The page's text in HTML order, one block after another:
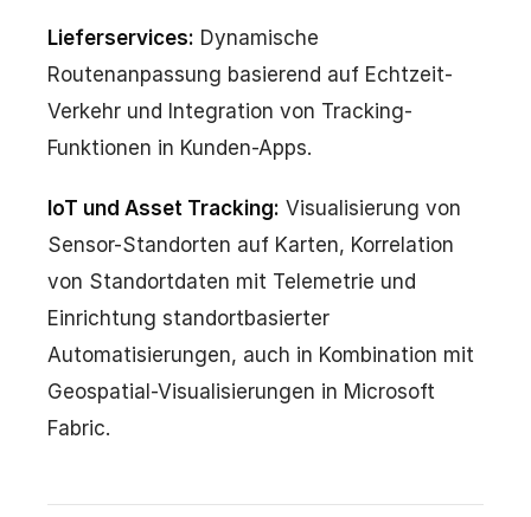
Lieferservices: Dynamische
Routenanpassung basierend auf Echtzeit-
Verkehr und Integration von Tracking-
Funktionen in Kunden-Apps.
IoT und Asset Tracking: Visualisierung von
Sensor-Standorten auf Karten, Korrelation
von Standortdaten mit Telemetrie und
Einrichtung standortbasierter
Automatisierungen, auch in Kombination mit
Geospatial-Visualisierungen in Microsoft
Fabric.